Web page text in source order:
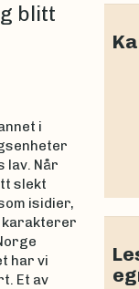
blitt
i
lav. Når
slekt
isidier,
karakterer
har vi
Et av